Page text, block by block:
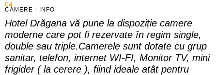
04
05
CAMERE - INFO
Hotel Drăgana vă pune la dispoziție camere
moderne care pot fi rezervate în regim single,
double sau triple.Camerele sunt dotate cu grup
sanitar, telefon, internet WI-FI, Monitor TV, mini
frigider ( la cerere ), fiind ideale atât pentru